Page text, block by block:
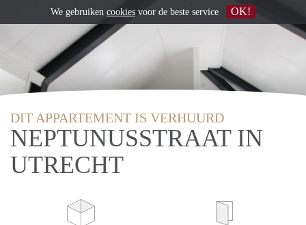
DIT APPARTEMENT IS VERHUURD
NEPTUNUSSTRAAT IN
UTRECHT
We gebruiken cookies voor de beste service OK!